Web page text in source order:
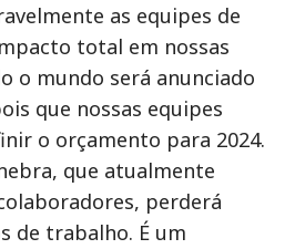
as equipes de
total em nossas
o mundo será anunciado
que nossas equipes
o orçamento para 2024.
que atualmente
perderá
de trabalho. É um